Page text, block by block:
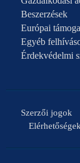
Beszerzések
Európai
Egyéb
Érdekvédelmi
Szerzői jogok
Elérhetőségek